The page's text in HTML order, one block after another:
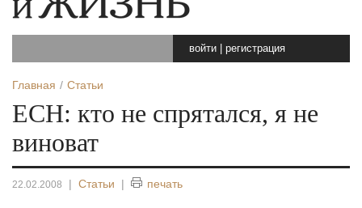
войти регистрация
Главная Статьи
ЕСН: кто не спрятался, я не
виноват
22.02.2008 | Статьи | печать